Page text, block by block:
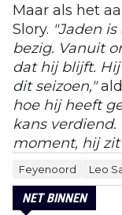
Maar als het
Slory. "Jaden
bezig. Vanuit
dat hij blijft.
dit seizoen,"
hoe hij heeft
kans
moment, hij
Feyenoord Leo
NET BINNEN